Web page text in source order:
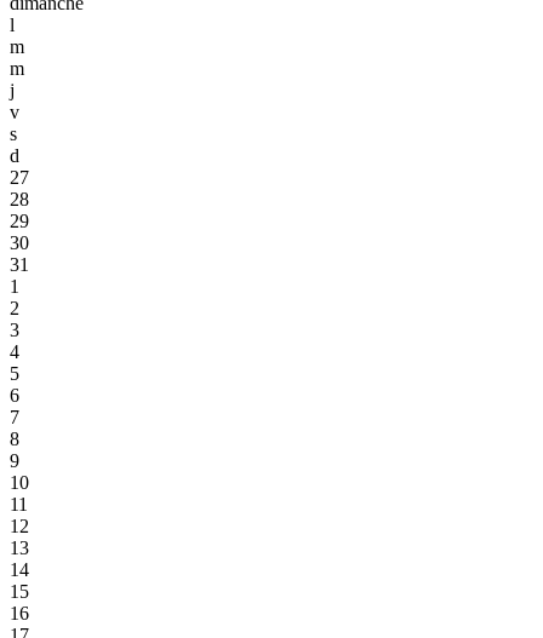
l
m
m
j
v
s
d
27
28
29
30
31
1
2
3
4
5
6
7
8
9
10
11
12
13
14
15
16